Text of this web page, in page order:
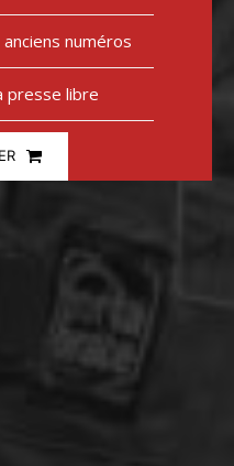
numéros
presse libre